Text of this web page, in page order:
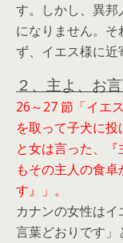
す。しかし、異邦
になりません。
ず、イエス様に近
２、主よ、お
26～27 節「イエ
を取って子犬に
と女は言った、
もその主人の食
す』」。
カナンの女性は
言葉どおりです」